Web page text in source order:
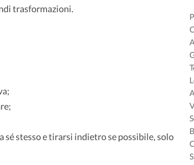
trasformazioni.
sé stesso e tirarsi indietro se possibile, solo